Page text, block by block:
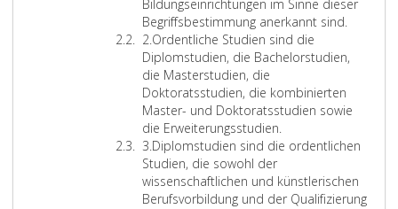
Bildungseinrichtungen im Sinne dieser
Begriffsbestimmung anerkannt sind.
2.Z
i
f
f
e
r
2
Ordentliche Studien sind die
Diplomstudien, die Bachelorstudien,
die Masterstudien, die
Doktoratsstudien, die kombinierten
Master- und Doktoratsstudien sowie
die Erweiterungsstudien.
3.Z
i
f
f
Diplomstudien sind die ordentlichen
Studien, die sowohl der
wissenschaftlichen und künstlerischen
Berufsvorbildung und der Qualifizierung